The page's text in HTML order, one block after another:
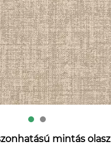
mintás olasz